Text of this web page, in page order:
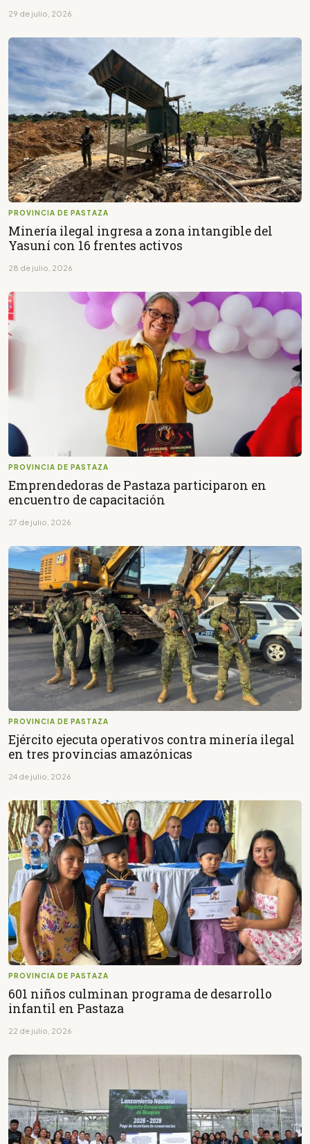
29 de julio, 2026
PROVINCIA DE PASTAZA
Minería ilegal ingresa a zona intangible del
Yasuní con 16 frentes activos
28 de julio, 2026
PROVINCIA DE PASTAZA
Emprendedoras de Pastaza participaron en
encuentro de capacitación
27 de julio, 2026
PROVINCIA DE PASTAZA
Ejército ejecuta operativos contra minería ilegal
en tres provincias amazónicas
24 de julio, 2026
PROVINCIA DE PASTAZA
601 niños culminan programa de desarrollo
infantil en Pastaza
22 de julio, 2026